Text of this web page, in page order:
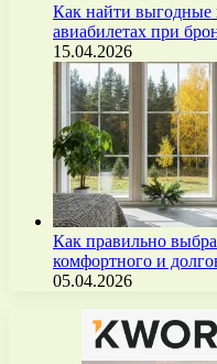
Как найти выгодные
авиабилетах при
15.04.2026
Как правильно
комфортного и
05.04.2026